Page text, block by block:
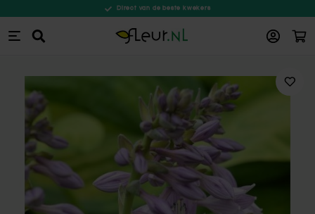
Direct van de beste kwekers
Zoeken